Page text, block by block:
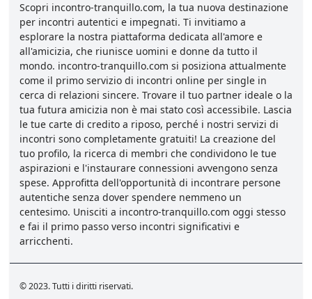
Scopri incontro-tranquillo.com, la tua nuova destinazione
per incontri autentici e impegnati. Ti invitiamo a
esplorare la nostra piattaforma dedicata all'amore e
all'amicizia, che riunisce uomini e donne da tutto il
mondo. incontro-tranquillo.com si posiziona attualmente
come il primo servizio di incontri online per single in
cerca di relazioni sincere. Trovare il tuo partner ideale o la
tua futura amicizia non è mai stato così accessibile. Lascia
le tue carte di credito a riposo, perché i nostri servizi di
incontri sono completamente gratuiti! La creazione del
tuo profilo, la ricerca di membri che condividono le tue
aspirazioni e l'instaurare connessioni avvengono senza
spese. Approfitta dell'opportunità di incontrare persone
autentiche senza dover spendere nemmeno un
centesimo. Unisciti a incontro-tranquillo.com oggi stesso
e fai il primo passo verso incontri significativi e
arricchenti.
© 2023. Tutti i diritti riservati.